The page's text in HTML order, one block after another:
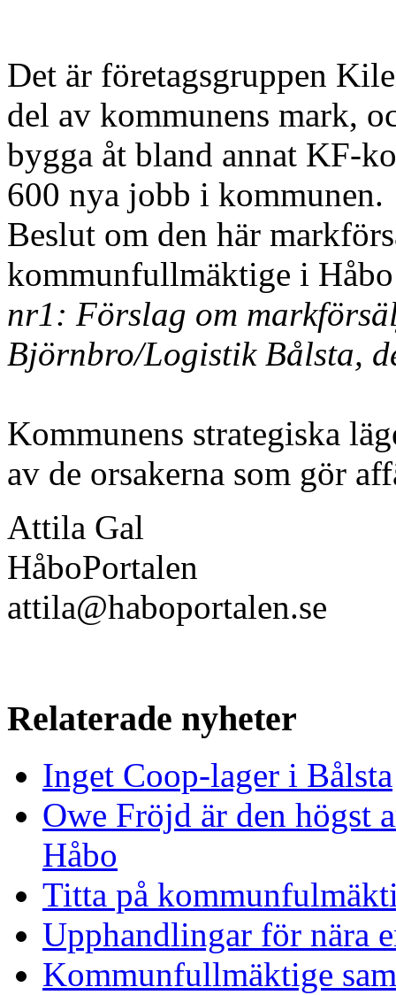
Det är företagsgruppen
del av kommunens mark,
bygga åt bland annat KF-
600 nya jobb i kommunen.
Beslut om den här
kommunfullmäktige i
nr1: Förslag om
Björnbro/Logistik Bålsta,
Kommunens strategiska
av de orsakerna som gör
Attila Gal
HåboPortalen
attila@haboportalen.se
Relaterade nyheter
Inget Coop-lager i Bålsta
Owe Fröjd är den högst
Håbo
Titta på
Upphandlingar för nära
Kommunfullmäktige